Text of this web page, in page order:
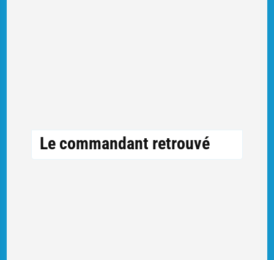
Le commandant retrouvé